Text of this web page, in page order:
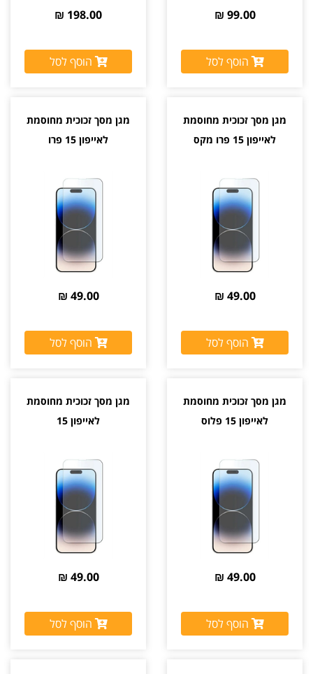
99.00 ₪
הוסף לסל
198.00 ₪
הוסף לסל
מגן מסך זכוכית מחוסמת
לאייפון 15 פרו מקס
49.00 ₪
הוסף לסל
מגן מסך זכוכית מחוסמת
לאייפון 15 פרו
49.00 ₪
הוסף לסל
מגן מסך זכוכית מחוסמת
לאייפון 15 פלוס
49.00 ₪
הוסף לסל
מגן מסך זכוכית מחוסמת
לאייפון 15
49.00 ₪
הוסף לסל